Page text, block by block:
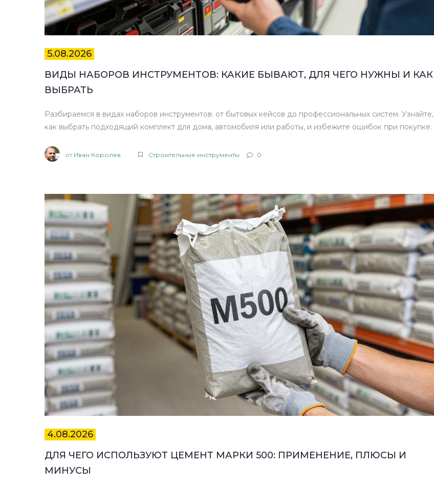
5.08.2026
ВИДЫ НАБОРОВ ИНСТРУМЕНТОВ: КАКИЕ БЫВАЮТ, ДЛЯ ЧЕГО НУЖНЫ И КАК
ВЫБРАТЬ
Разбираемся в видах наборов инструментов: от бытовых кейсов до профессиональных систем. Узнайте,
как выбрать подходящий комплект для дома, автомобиля или работы, и избежите ошибок при покупке.
от Иван Королев Строительные инструменты 0
4.08.2026
ДЛЯ ЧЕГО ИСПОЛЬЗУЮТ ЦЕМЕНТ МАРКИ 500: ПРИМЕНЕНИЕ, ПЛЮСЫ И
МИНУСЫ